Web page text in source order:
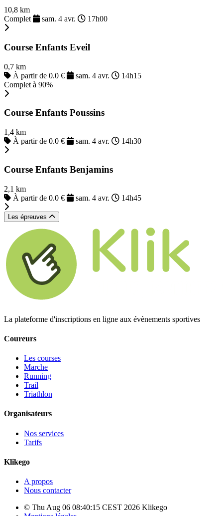
10,8 km
Complet
sam. 4 avr. 17h00
Course Enfants Eveil
0,7 km
À partir de 0.0 €
sam. 4 avr.
14h15
Complet à 90%
Course Enfants Poussins
1,4 km
À partir de 0.0 €
sam. 4 avr. 14h30
Course Enfants Benjamins
2,1 km
À partir de 0.0 €
sam. 4 avr. 14h45
Les épreuves
La plateforme d'inscriptions en ligne aux évènements sportives
Coureurs
Les courses
Marche
Running
Trail
Triathlon
Organisateurs
Nos services
Tarifs
Klikego
A propos
Nous contacter
© Thu Aug 06 08:40:15 CEST 2026 Klikego